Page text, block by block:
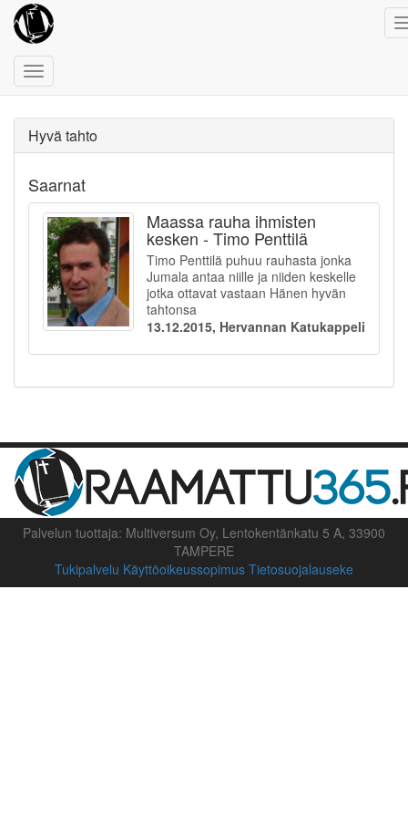
Toggle
navigation
Hyvä tahto
Saarnat
Maassa rauha ihmisten
kesken - Timo Penttilä
Timo Penttilä puhuu rauhasta jonka
Jumala antaa niille ja niiden keskelle
jotka ottavat vastaan Hänen hyvän
tahtonsa
13.12.2015, Hervannan Katukappeli
Palvelun tuottaja: Multiversum Oy, Lentokentänkatu 5 A, 33900
TAMPERE
Tukipalvelu Käyttöoikeussopimus Tietosuojalauseke